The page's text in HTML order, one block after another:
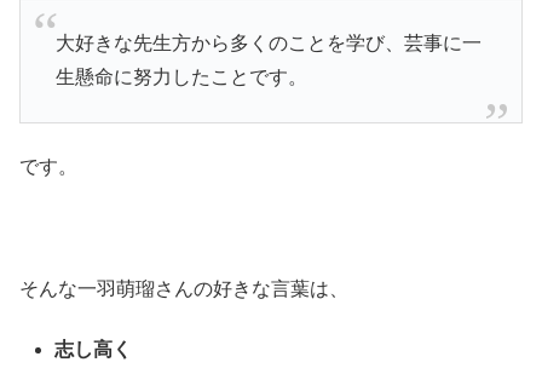
大好きな先生方から多くのことを学び、芸事に一
生懸命に努力したことです。
です。
そんな一羽萌瑠さんの好きな言葉は、
志し高く